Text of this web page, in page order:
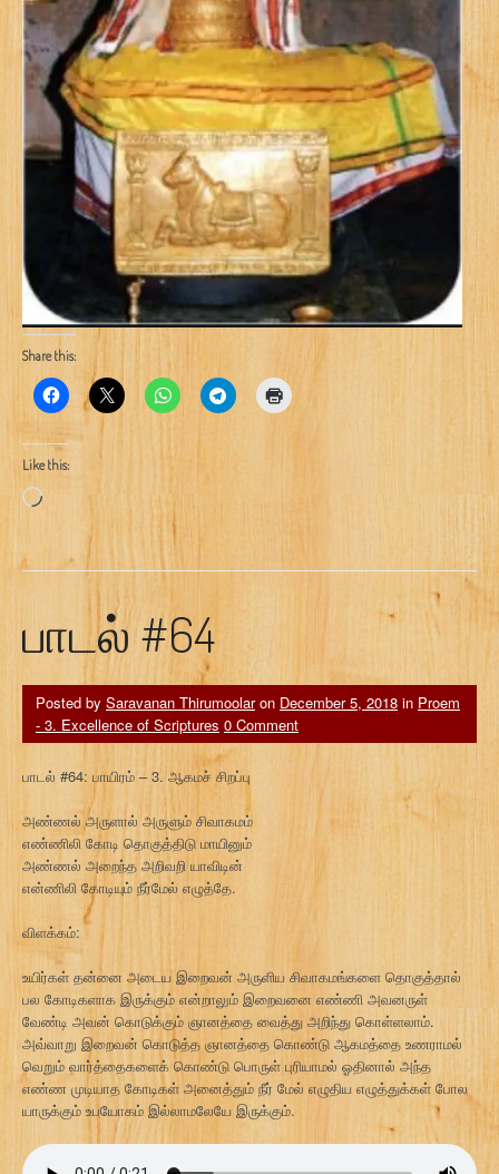
Share this:
Like this:
Loading…
பாடல் #64
Posted by Saravanan Thirumoolaron December 5, 2018 in Proem
- 3. Excellence of Scriptures 0 Comment
பாடல் #64: பாயிரம் – 3. ஆகமச் சிறப்பு
அண்ணல் அருளால் அருளும் சிவாகமம்
எண்ணிலி கோடி தொகுத்திடு மாயினும்
அண்ணல் அறைந்த அறிவறி யாவிடின்
என்ணிலி கோடியும் நீர்மேல் எழுத்தே.
விளக்கம்:
உயிர்கள் தன்னை அடைய இறைவன் அருளிய சிவாகமங்களை தொகுத்தால்
பல கோடிகளாக இருக்கும் என்றாலும் இறைவனை எண்ணி அவனருள்
வேண்டி அவன் கொடுக்கும் ஞானத்தை வைத்து அறிந்து கொள்ளலாம்.
அவ்வாறு இறைவன் கொடுத்த ஞானத்தை கொண்டு ஆகமத்தை உணராமல்
வெறும் வார்த்தைகளைக் கொண்டு பொருள் புரியாமல் ஓதினால் அந்த
எண்ண முடியாத கோடிகள் அனைத்தும் நீர் மேல் எழுதிய எழுத்துக்கள் போல
யாருக்கும் உபயோகம் இல்லாமலேயே இருக்கும்.